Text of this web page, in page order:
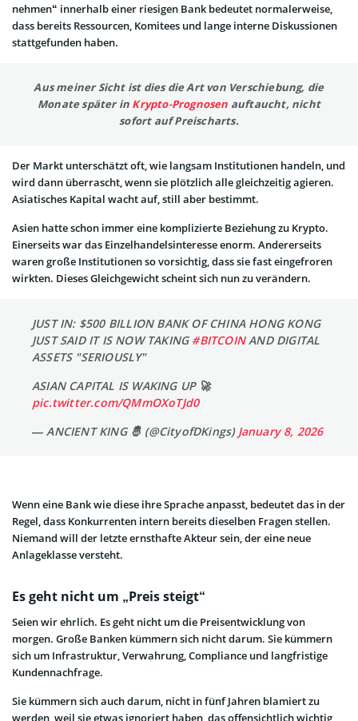
nehmen“ innerhalb einer riesigen Bank bedeutet normalerweise,
dass bereits Ressourcen, Komitees und lange interne Diskussionen
stattgefunden haben.
Aus meiner Sicht ist dies die Art von Verschiebung, die
Monate später in Krypto-Prognosen auftaucht, nicht
sofort auf Preischarts.
Der Markt unterschätzt oft, wie langsam Institutionen handeln, und
wird dann überrascht, wenn sie plötzlich alle gleichzeitig agieren.
Asiatisches Kapital wacht auf, still aber bestimmt.
Asien hatte schon immer eine komplizierte Beziehung zu Krypto.
Einerseits war das Einzelhandelsinteresse enorm. Andererseits
waren große Institutionen so vorsichtig, dass sie fast eingefroren
wirkten. Dieses Gleichgewicht scheint sich nun zu verändern.
JUST IN: $500 BILLION BANK OF CHINA HONG KONG
JUST SAID IT IS NOW TAKING #BITCOINAND DIGITAL
ASSETS "SERIOUSLY"
ASIAN CAPITAL IS WAKING UP 🚀
pic.twitter.com/QMmOXoTJd0
— ANCIENT KING 🤴 (@CityofDKings) January 8, 2026
Wenn eine Bank wie diese ihre Sprache anpasst, bedeutet das in der
Regel, dass Konkurrenten intern bereits dieselben Fragen stellen.
Niemand will der letzte ernsthafte Akteur sein, der eine neue
Anlageklasse versteht.
Es geht nicht um „Preis steigt“
Seien wir ehrlich. Es geht nicht um die Preisentwicklung von
morgen. Große Banken kümmern sich nicht darum. Sie kümmern
sich um Infrastruktur, Verwahrung, Compliance und langfristige
Kundennachfrage.
Sie kümmern sich auch darum, nicht in fünf Jahren blamiert zu
werden, weil sie etwas ignoriert haben, das offensichtlich wichtig